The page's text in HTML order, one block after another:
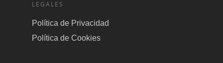
LEGALES
Política de Privacidad
Política de Cookies